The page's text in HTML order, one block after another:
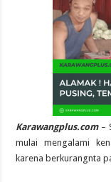
Karawangplus.com–
mulai mengalami
karena berkurangnta